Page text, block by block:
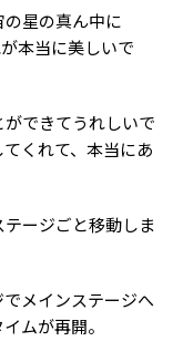
星の真ん中に
本当に美しいで
ができてうれしいで
くれて、本当にあ
ージごと移動しま
メインステージへ
ムが再開。